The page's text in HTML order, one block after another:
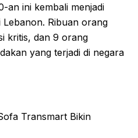
an ini kembali menjadi
Ribuan orang
kritis, dan 9 orang
yang terjadi di negara
Transmart Bikin